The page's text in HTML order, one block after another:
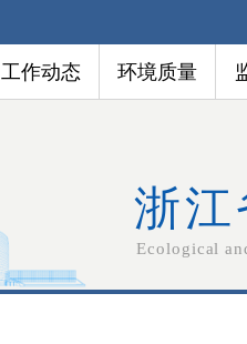
工作动态 环境质量
浙
Ecological